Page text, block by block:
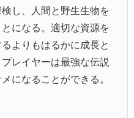
し、人間と野生生物を
になる。適切な資源を
よりもはるかに成長と
レイヤーは最強な伝説
になることができる。